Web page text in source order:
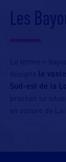
Les
Le terme «
désigne
le
Sud-est de la
proches se
en voiture de